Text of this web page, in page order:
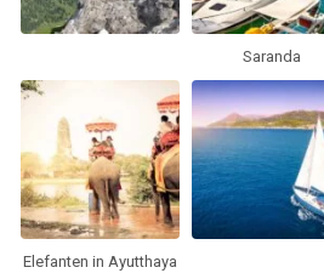
Saranda
Elefanten in Ayutthaya